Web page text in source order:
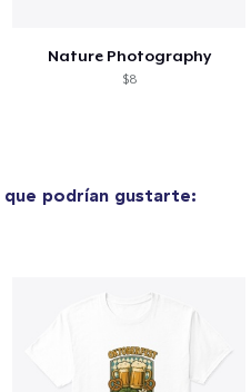
Nature Photography
$8
que podrían gustarte: